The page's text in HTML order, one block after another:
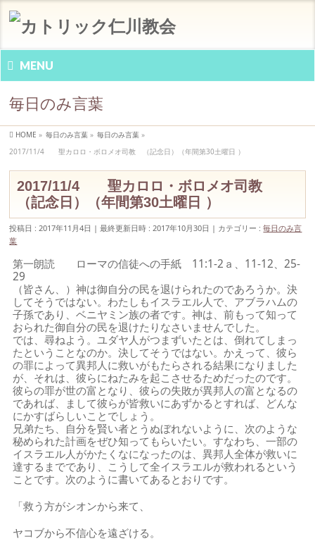
MENU
毎日のみ言葉
HOME » 毎日のみ言葉 » 毎日のみ言葉 »
2017/11/4 聖カロロ・ボロメオ司教 （記念日）（年間第30土曜日 ）
2017/11/4 聖カロロ・ボロメオ司教
（記念日）（年間第30土曜日 ）
投稿日 : 2017年11月4日 最終更新日時 : 2017年10月30日 カテゴリー :毎日のみ言
葉
第一朗読 ローマの信徒への手紙 11:1-2ａ、11-12、25-
29
（皆さん、）神は御自分の民を退けられたのであろうか。決
してそうではない。わたしもイスラエル人で、アブラハムの
子孫であり、ベニヤミン族の者です。神は、前もって知って
おられた御自分の民を退けたりなさいませんでした。
では、尋ねよう。ユダヤ人がつまずいたとは、倒れてしまっ
たということなのか。決してそうではない。かえって、彼ら
の罪によって異邦人に救いがもたらされる結果になりました
が、それは、彼らにねたみを起こさせるためだったのです。
彼らの罪が世の富となり、彼らの失敗が異邦人の富となるの
であれば、まして彼らが皆救いにあずかるとすれば、どんな
にかすばらしいことでしょう。
兄弟たち、自分を賢い者とうぬぼれないように、次のような
秘められた計画をぜひ知ってもらいたい。すなわち、一部の
イスラエル人がかたくなになったのは、異邦人全体が救いに
達するまでであり、こうして全イスラエルが救われるという
ことです。次のように書いてあるとおりです。
「救う方がシオンから来て、
ヤコブから不信心を遠ざける。